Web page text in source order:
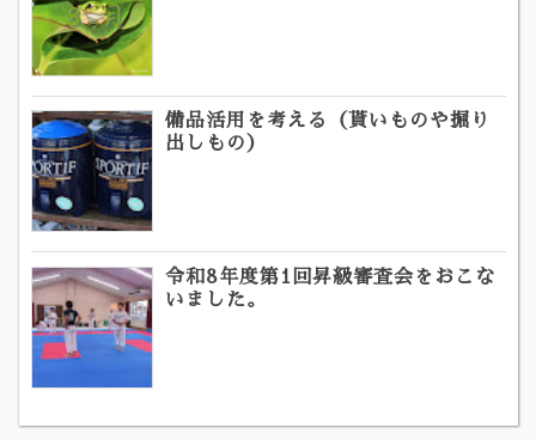
備品活用を考える（貰いものや掘り
出しもの）
令和8年度第1回昇級審査会をおこな
いました。